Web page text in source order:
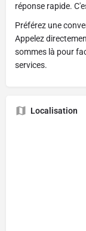
réponse rapide.
Préférez une
Appelez
sommes là pour
services.
Localisation